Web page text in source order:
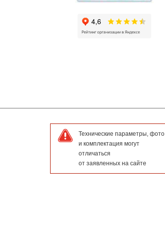
Технические параметры, фото
и комплектация могут
отличаться
от заявленных на сайте